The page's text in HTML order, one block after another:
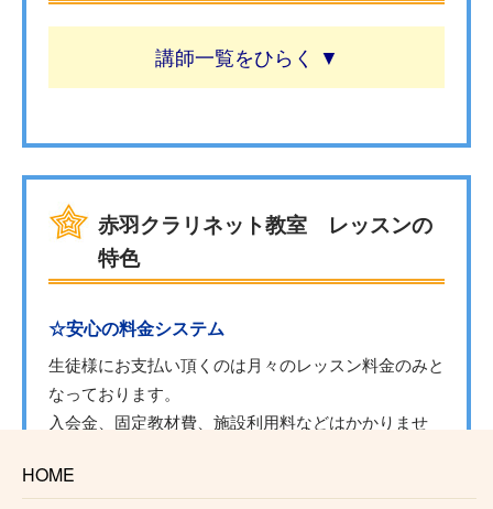
HOME
講師一覧
赤羽クラリネット教室 レッスンの
特色
☆安心の料金システム
生徒様にお支払い頂くのは月々のレッスン料金のみと
なっております。
入会金、固定教材費、施設利用料などはかかりませ